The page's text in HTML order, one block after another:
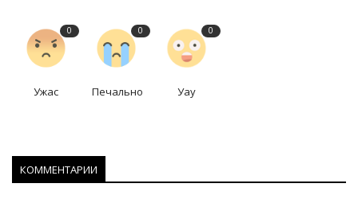
0
Ужас
0
Печально
0
Уау
КОММЕНТАРИИ